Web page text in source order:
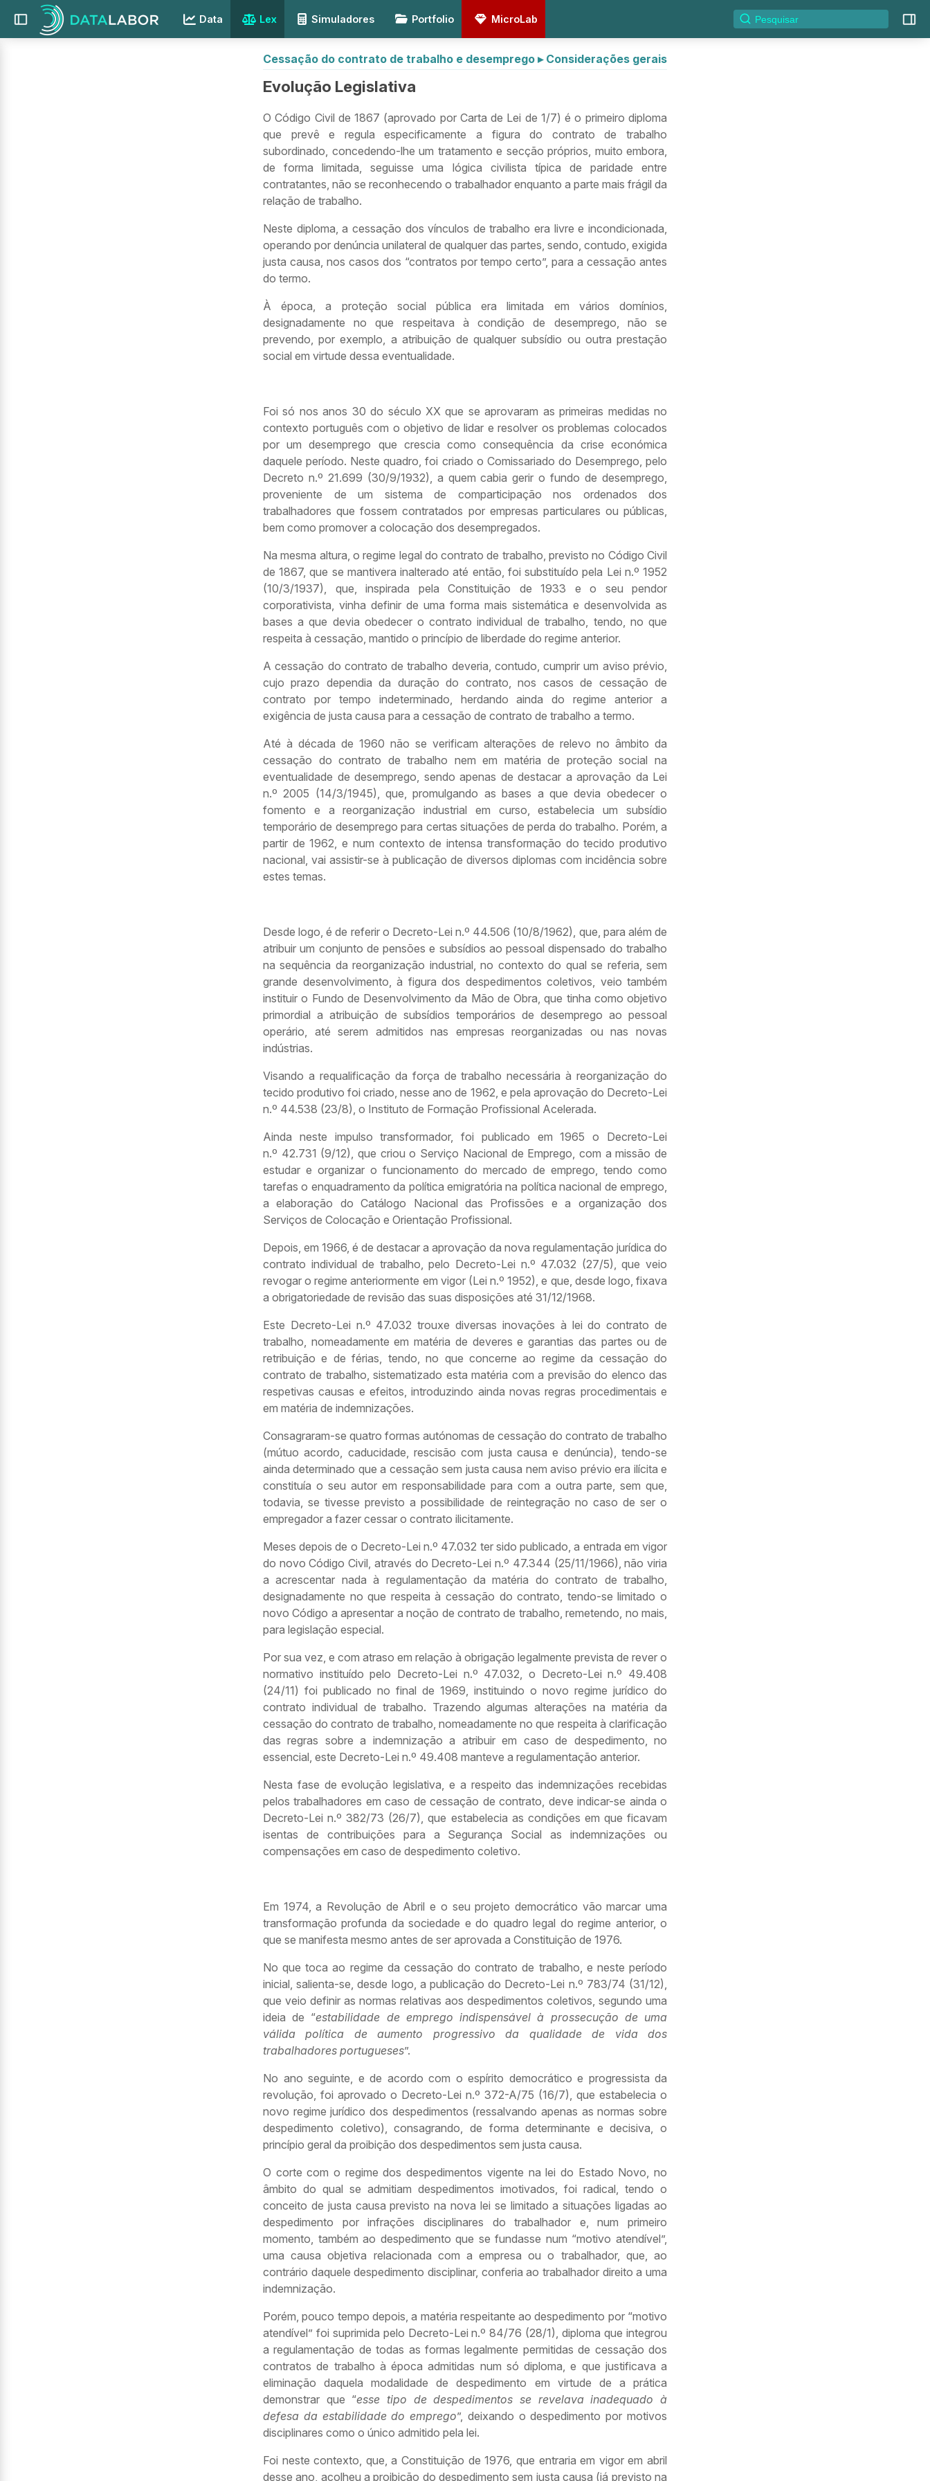
Data Lex Simuladores Portfolio MicroLab
Cessação do contrato de trabalho e desemprego ▸ Considerações gerais
Evolução Legislativa
O Código Civil de 1867 (aprovado por Carta de Lei de 1/7) é o primeiro diploma
que prevê e regula especificamente a figura do contrato de trabalho
subordinado, concedendo-lhe um tratamento e secção próprios, muito embora,
de forma limitada, seguisse uma lógica civilista típica de paridade entre
contratantes, não se reconhecendo o trabalhador enquanto a parte mais frágil da
relação de trabalho.
Neste diploma, a cessação dos vínculos de trabalho era livre e incondicionada,
operando por denúncia unilateral de qualquer das partes, sendo, contudo, exigida
justa causa, nos casos dos “contratos por tempo certo”, para a cessação antes
do termo.
À época, a proteção social pública era limitada em vários domínios,
designadamente no que respeitava à condição de desemprego, não se
prevendo, por exemplo, a atribuição de qualquer subsídio ou outra prestação
social em virtude dessa eventualidade.
Foi só nos anos 30 do século XX que se aprovaram as primeiras medidas no
contexto português com o objetivo de lidar e resolver os problemas colocados
por um desemprego que crescia como consequência da crise económica
daquele período. Neste quadro, foi criado o Comissariado do Desemprego, pelo
Decreto n.º 21.699 (30/9/1932), a quem cabia gerir o fundo de desemprego,
proveniente de um sistema de comparticipação nos ordenados dos
trabalhadores que fossem contratados por empresas particulares ou públicas,
bem como promover a colocação dos desempregados.
Na mesma altura, o regime legal do contrato de trabalho, previsto no Código Civil
de 1867, que se mantivera inalterado até então, foi substituído pela Lei n.º 1952
(10/3/1937), que, inspirada pela Constituição de 1933 e o seu pendor
corporativista, vinha definir de uma forma mais sistemática e desenvolvida as
bases a que devia obedecer o contrato individual de trabalho, tendo, no que
respeita à cessação, mantido o princípio de liberdade do regime anterior.
A cessação do contrato de trabalho deveria, contudo, cumprir um aviso prévio,
cujo prazo dependia da duração do contrato, nos casos de cessação de
contrato por tempo indeterminado, herdando ainda do regime anterior a
exigência de justa causa para a cessação de contrato de trabalho a termo.
Até à década de 1960 não se verificam alterações de relevo no âmbito da
cessação do contrato de trabalho nem em matéria de proteção social na
eventualidade de desemprego, sendo apenas de destacar a aprovação da Lei
n.º 2005 (14/3/1945), que, promulgando as bases a que devia obedecer o
fomento e a reorganização industrial em curso, estabelecia um subsídio
temporário de desemprego para certas situações de perda do trabalho. Porém, a
partir de 1962, e num contexto de intensa transformação do tecido produtivo
nacional, vai assistir-se à publicação de diversos diplomas com incidência sobre
estes temas.
Desde logo, é de referir o Decreto-Lei n.º 44.506 (10/8/1962), que, para além de
atribuir um conjunto de pensões e subsídios ao pessoal dispensado do trabalho
na sequência da reorganização industrial, no contexto do qual se referia, sem
grande desenvolvimento, à figura dos despedimentos coletivos, veio também
instituir o Fundo de Desenvolvimento da Mão de Obra, que tinha como objetivo
primordial a atribuição de subsídios temporários de desemprego ao pessoal
operário, até serem admitidos nas empresas reorganizadas ou nas novas
indústrias.
Visando a requalificação da força de trabalho necessária à reorganização do
tecido produtivo foi criado, nesse ano de 1962, e pela aprovação do Decreto-Lei
n.º 44.538 (23/8), o Instituto de Formação Profissional Acelerada.
Ainda neste impulso transformador, foi publicado em 1965 o Decreto-Lei
n.º 42.731 (9/12), que criou o Serviço Nacional de Emprego, com a missão de
estudar e organizar o funcionamento do mercado de emprego, tendo como
tarefas o enquadramento da política emigratória na política nacional de emprego,
a elaboração do Catálogo Nacional das Profissões e a organização dos
Serviços de Colocação e Orientação Profissional.
Depois, em 1966, é de destacar a aprovação da nova regulamentação jurídica do
contrato individual de trabalho, pelo Decreto-Lei n.º 47.032 (27/5), que veio
revogar o regime anteriormente em vigor (Lei n.º 1952), e que, desde logo, fixava
a obrigatoriedade de revisão das suas disposições até 31/12/1968.
Este Decreto-Lei n.º 47.032 trouxe diversas inovações à lei do contrato de
trabalho, nomeadamente em matéria de deveres e garantias das partes ou de
retribuição e de férias, tendo, no que concerne ao regime da cessação do
contrato de trabalho, sistematizado esta matéria com a previsão do elenco das
respetivas causas e efeitos, introduzindo ainda novas regras procedimentais e
em matéria de indemnizações.
Consagraram-se quatro formas autónomas de cessação do contrato de trabalho
(mútuo acordo, caducidade, rescisão com justa causa e denúncia), tendo-se
ainda determinado que a cessação sem justa causa nem aviso prévio era ilícita e
constituía o seu autor em responsabilidade para com a outra parte, sem que,
todavia, se tivesse previsto a possibilidade de reintegração no caso de ser o
empregador a fazer cessar o contrato ilicitamente.
Meses depois de o Decreto-Lei n.º 47.032 ter sido publicado, a entrada em vigor
do novo Código Civil, através do Decreto-Lei n.º 47.344 (25/11/1966), não viria
a acrescentar nada à regulamentação da matéria do contrato de trabalho,
designadamente no que respeita à cessação do contrato, tendo-se limitado o
novo Código a apresentar a noção de contrato de trabalho, remetendo, no mais,
para legislação especial.
Por sua vez, e com atraso em relação à obrigação legalmente prevista de rever o
normativo instituído pelo Decreto-Lei n.º 47.032, o Decreto-Lei n.º 49.408
(24/11) foi publicado no final de 1969, instituindo o novo regime jurídico do
contrato individual de trabalho. Trazendo algumas alterações na matéria da
cessação do contrato de trabalho, nomeadamente no que respeita à clarificação
das regras sobre a indemnização a atribuir em caso de despedimento, no
essencial, este Decreto-Lei n.º 49.408 manteve a regulamentação anterior.
Nesta fase de evolução legislativa, e a respeito das indemnizações recebidas
pelos trabalhadores em caso de cessação de contrato, deve indicar-se ainda o
Decreto-Lei n.º 382/73 (26/7), que estabelecia as condições em que ficavam
isentas de contribuições para a Segurança Social as indemnizações ou
compensações em caso de despedimento coletivo.
Em 1974, a Revolução de Abril e o seu projeto democrático vão marcar uma
transformação profunda da sociedade e do quadro legal do regime anterior, o
que se manifesta mesmo antes de ser aprovada a Constituição de 1976.
No que toca ao regime da cessação do contrato de trabalho, e neste período
inicial, salienta-se, desde logo, a publicação do Decreto-Lei n.º 783/74 (31/12),
que veio definir as normas relativas aos despedimentos coletivos, segundo uma
ideia de “estabilidade de emprego indispensável à prossecução de uma
válida política de aumento progressivo da qualidade de vida dos
trabalhadores portugueses”.
No ano seguinte, e de acordo com o espírito democrático e progressista da
revolução, foi aprovado o Decreto-Lei n.º 372-A/75 (16/7), que estabelecia o
novo regime jurídico dos despedimentos (ressalvando apenas as normas sobre
despedimento coletivo), consagrando, de forma determinante e decisiva, o
princípio geral da proibição dos despedimentos sem justa causa.
O corte com o regime dos despedimentos vigente na lei do Estado Novo, no
âmbito do qual se admitiam despedimentos imotivados, foi radical, tendo o
conceito de justa causa previsto na nova lei se limitado a situações ligadas ao
despedimento por infrações disciplinares do trabalhador e, num primeiro
momento, também ao despedimento que se fundasse num “motivo atendível”,
uma causa objetiva relacionada com a empresa ou o trabalhador, que, ao
contrário daquele despedimento disciplinar, conferia ao trabalhador direito a uma
indemnização.
Porém, pouco tempo depois, a matéria respeitante ao despedimento por “motivo
atendível” foi suprimida pelo Decreto-Lei n.º 84/76 (28/1), diploma que integrou
a regulamentação de todas as formas legalmente permitidas de cessação dos
contratos de trabalho à época admitidas num só diploma, e que justificava a
eliminação daquela modalidade de despedimento em virtude de a prática
demonstrar que “esse tipo de despedimentos se revelava inadequado à
defesa da estabilidade do emprego”, deixando o despedimento por motivos
disciplinares como o único admitido pela lei.
Foi neste contexto, que, a Constituição de 1976, que entraria em vigor em abril
desse ano, acolheu a proibição do despedimento sem justa causa (já previsto na